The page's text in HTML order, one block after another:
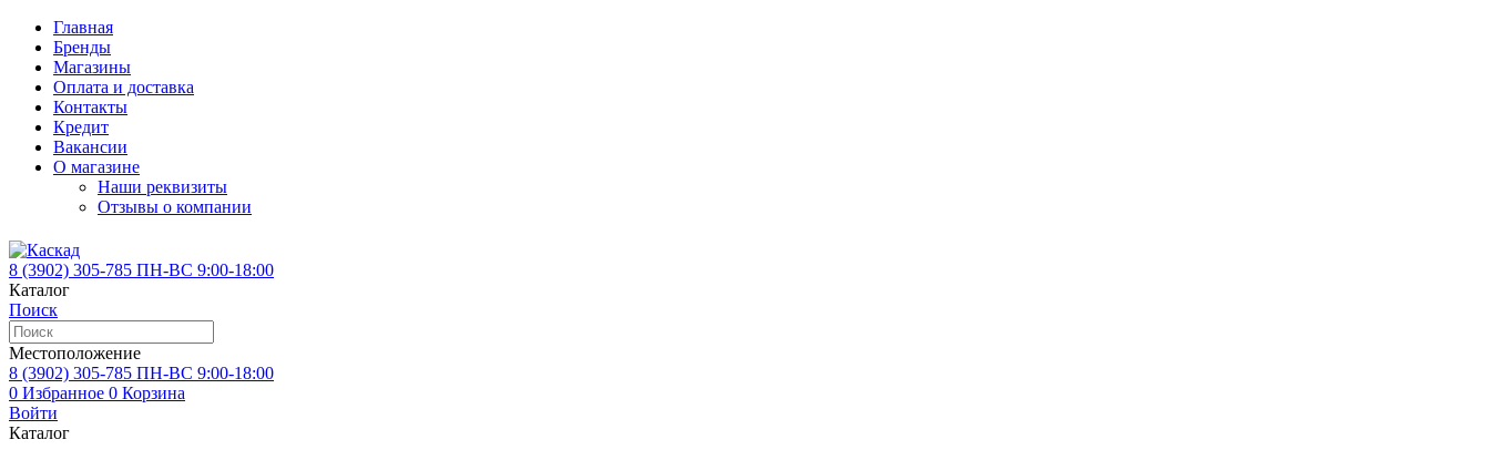
Главная
Бренды
Магазины
Оплата и доставка
Контакты
Кредит
Вакансии
О магазине
Наши реквизиты
Отзывы о компании
8 (3902) 305-785 ПН-ВС 9:00-18:00
Каталог
Поиск
Местоположение
8 (3902) 305-785 ПН-ВС 9:00-18:00
0 Избранное 0 Корзина
Войти
Каталог